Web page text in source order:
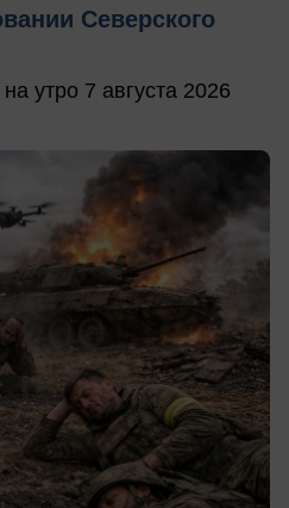
Северского
утро 7 августа 2026